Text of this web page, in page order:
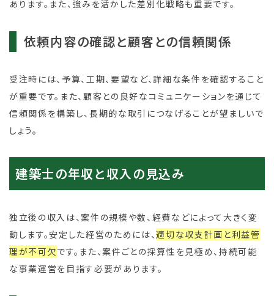
あります。また、強みを活かした差別化戦略も重要です。
依頼内容の確認と顧客との信頼関係
受注時には、予算、工期、要望など、詳細な条件を確認すること
が重要です。また、顧客との良好なコミュニケーションを通じて
信頼関係を構築し、長期的な取引につなげることが望ましいで
しょう。
建築士の年収と収入の見込み
独立後の収入は、案件の規模や数、経費などによって大きく変
動します。安定した経営のためには、適切な収支計画と利益管
理が不可欠です。また、案件ごとの採算性を見極め、持続可能
な事業運営を目指す必要があります。